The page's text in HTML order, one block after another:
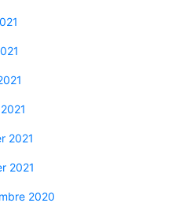
2021
2021
2020